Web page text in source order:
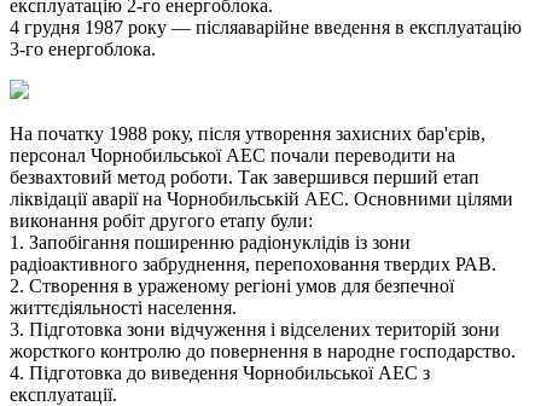
експлуатацію 2-го енергоблока.
4 грудня 1987 року — післяаварійне введення в експлуатацію
3-го енергоблока.
На початку 1988 року, після утворення захисних бар'єрів,
персонал Чорнобильської АЕС почали переводити на
безвахтовий метод роботи. Так завершився перший етап
ліквідації аварії на Чорнобильській АЕС. Основними цілями
виконання робіт другого етапу були:
1. Запобігання поширенню радіонуклідів із зони
радіоактивного забруднення, перепоховання твердих РАВ.
2. Створення в ураженому регіоні умов для безпечної
життєдіяльності населення.
3. Підготовка зони відчуження і відселених територій зони
жорсткого контролю до повернення в народне господарство.
4. Підготовка до виведення Чорнобильської АЕС з
експлуатації.